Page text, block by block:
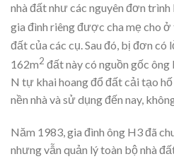
nhà đất như các nguyên đơn
gia đình riêng được cha mẹ cho
đất của các cụ. Sau đó, bị đơn có
162m2 đất này có nguồn gốc
N tự khai hoang đổ đất cải tạo
nền nhà và sử dụng đến nay,
Năm 1983, gia đình ông H3 đã
nhưng vẫn quản lý toàn bộ nhà